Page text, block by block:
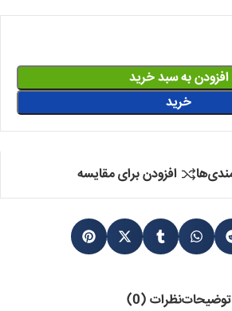
افزودن به سبد خرید
خرید
افزودن برای مقایسه
توضیحاتنظرات (0)